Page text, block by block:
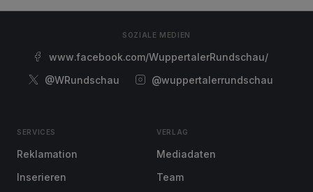
SOZIALE MEDIEN
www.facebook.com/WuppertalerRundschau/
@WRundschau
@wuppertalerrundschau
SERVICES
Reklamation
Inserieren
VERLAG
Mediadaten
Team